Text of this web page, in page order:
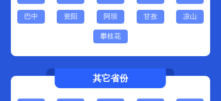
巴中 资阳 阿坝 甘孜 凉山
攀枝花
其它省份